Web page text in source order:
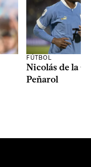
FÚTBOL
Nicolás de la
Peñarol